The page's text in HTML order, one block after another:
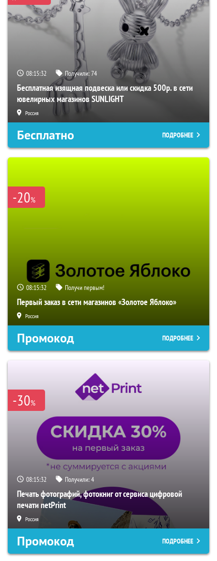
08:15:31 Получили:74
Бесплатная изящная подвеска или скидка 500р. в сети
ювелирных магазинов SUNLIGHT
Россия
Бесплатно ПОДРОБНЕЕ
-20%
08:15:31 Получи первым!
Первый заказ в сети магазинов «Золотое Яблоко»
Россия
Промокод ПОДРОБНЕЕ
-30%
08:15:31 Получили:4
Печать фотографий, фотокниг от сервиса цифровой
печати netPrint
Россия
Промокод ПОДРОБНЕЕ